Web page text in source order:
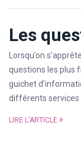
Les
Lorsqu’on
questions les plus
guichet
différents services
LIRE L'ARTICLE